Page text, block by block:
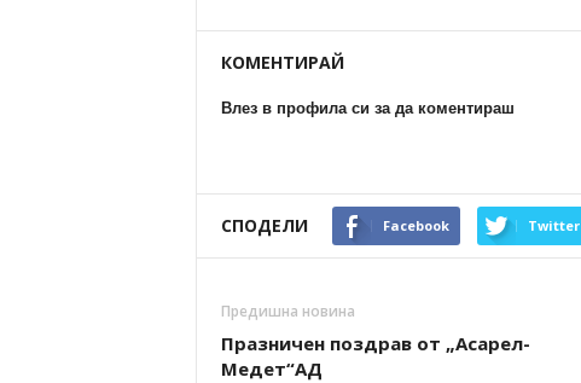
КОМЕНТИРАЙ
Влез в профила си за да коментираш
СПОДЕЛИ Facebook Twitter
Предишна новина
Празничен поздрав от „Асарел-
Медет“АД